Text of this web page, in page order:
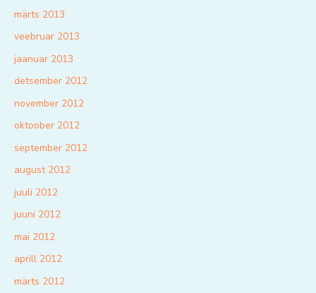
märts 2013
veebruar 2013
jaanuar 2013
detsember 2012
november 2012
oktoober 2012
september 2012
august 2012
juuli 2012
juuni 2012
mai 2012
aprill 2012
märts 2012